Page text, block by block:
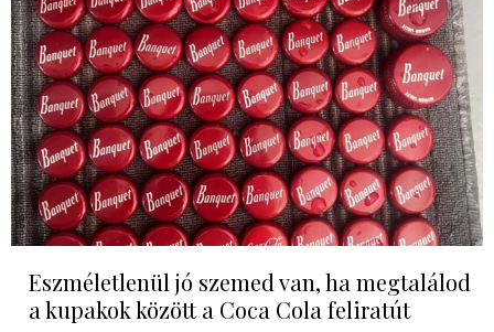
Eszméletlenül jó szemed van, ha megtalálod
a kupakok között a Coca Cola feliratút